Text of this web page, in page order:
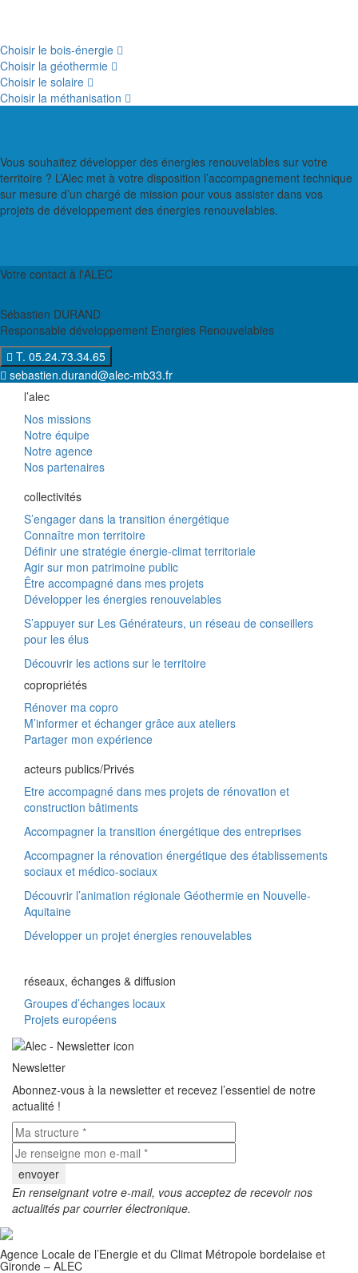
Choisir le bois-énergie
Choisir la géothermie
Choisir le solaire
Choisir la méthanisation
Vous souhaitez développer des énergies renouvelables sur votre
territoire ? L’Alec met à votre disposition l’accompagnement technique
sur mesure d’un chargé de mission pour vous assister dans vos
projets de développement des énergies renouvelables.
Votre contact à l'ALEC
Sébastien DURAND
Responsable développement Energies Renouvelables
T. 05.24.73.34.65
sebastien.durand@alec-mb33.fr
l’alec
Nos missions
Notre équipe
Notre agence
Nos partenaires
collectivités
S’engager dans la transition énergétique
Connaître mon territoire
Définir une stratégie énergie-climat territoriale
Agir sur mon patrimoine public
Être accompagné dans mes projets
Développer les énergies renouvelables
S’appuyer sur Les Générateurs, un réseau de conseillers
pour les élus
Découvrir les actions sur le territoire
copropriétés
Rénover ma copro
M’informer et échanger grâce aux ateliers
Partager mon expérience
acteurs publics/Privés
Etre accompagné dans mes projets de rénovation et
construction bâtiments
Accompagner la transition énergétique des entreprises
Accompagner la rénovation énergétique des établissements
sociaux et médico-sociaux
Découvrir l’animation régionale Géothermie en Nouvelle-
Aquitaine
Développer un projet énergies renouvelables
réseaux, échanges & diffusion
Groupes d’échanges locaux
Projets européens
Newsletter
Abonnez-vous à la newsletter et recevez l’essentiel de notre
actualité !
En renseignant votre e-mail, vous acceptez de recevoir nos
actualités par courrier électronique.
Agence Locale de l’Energie et du Climat Métropole bordelaise et
Gironde – ALEC